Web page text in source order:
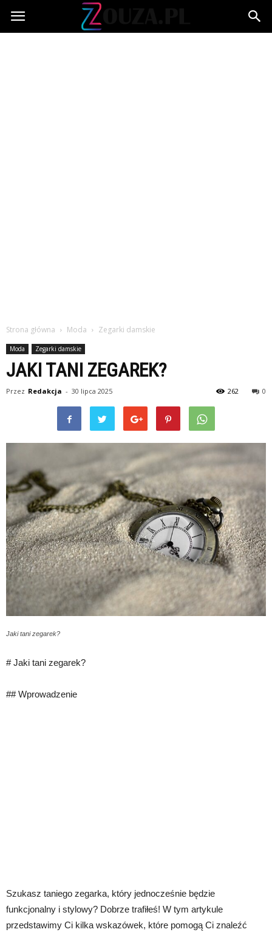
Zouza.pl
Strona główna Moda Zegarki damskie
Moda Zegarki damskie
JAKI TANI ZEGAREK?
Przez Redakcja - 30 lipca 2025 0
262
Jaki tani zegarek?
# Jaki tani zegarek?
## Wprowadzenie
Szukasz taniego zegarka, który jednocześnie będzie
funkcjonalny i stylowy? Dobrze trafiłeś! W tym artykule
przedstawimy Ci kilka wskazówek, które pomogą Ci znaleźć